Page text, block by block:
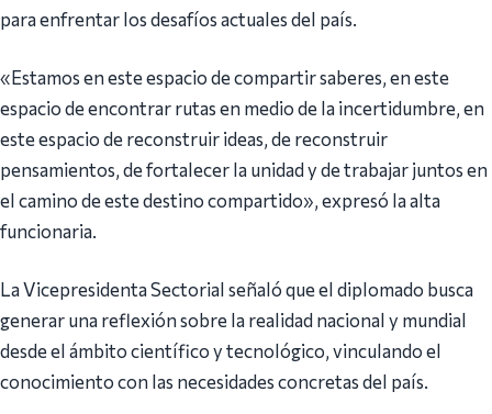
para enfrentar los desafíos actuales del país.
«Estamos en este espacio de compartir saberes, en este
espacio de encontrar rutas en medio de la incertidumbre, en
este espacio de reconstruir ideas, de reconstruir
pensamientos, de fortalecer la unidad y de trabajar juntos en
el camino de este destino compartido», expresó la alta
funcionaria.
La Vicepresidenta Sectorial señaló que el diplomado busca
generar una reflexión sobre la realidad nacional y mundial
desde el ámbito científico y tecnológico, vinculando el
conocimiento con las necesidades concretas del país.